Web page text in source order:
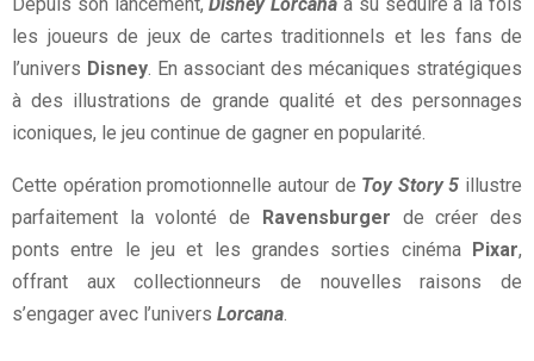
les joueurs de jeux de cartes traditionnels et les fans de
l’univers Disney . En associant des mécaniques stratégiques
à des illustrations de grande qualité et des personnages
iconiques, le jeu continue de gagner en popularité.
Cette opération promotionnelle autour de Toy Story 5 illustre
parfaitement la volonté de Ravensburger de créer des
ponts entre le jeu et les grandes sorties cinéma Pixar,
offrant aux collectionneurs de nouvelles raisons de
s’engager avec l’univers Lorcana